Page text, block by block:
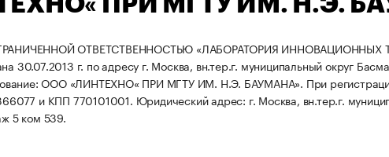
ОТВЕТСТВЕННОСТЬЮ «ЛАБОРАТОРИЯ ИННОВАЦИОННЫХ
30.07.2013 г. по адресу г. Москва, вн.тер.г. муниципальный округ
ООО «ЛИНТЕХНО« ПРИ МГТУ ИМ. Н.Э. БАУМАНА». При
и КПП 770101001. Юридический адрес: г. Москва, вн.тер.г.
5 ком 539.